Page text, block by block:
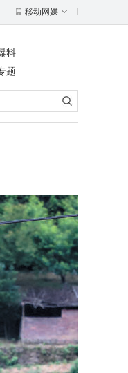
移动网媒
料
题